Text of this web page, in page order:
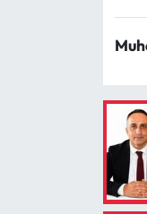
Sungurlu
Uğurludağ